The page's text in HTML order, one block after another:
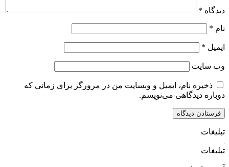
دیدگاه *
نام *
ایمیل *
وب‌ سایت
ذخیره نام، ایمیل و وبسایت من در مرورگر برای زمانی که
دوباره دیدگاهی می‌نویسم.
تبلیغات